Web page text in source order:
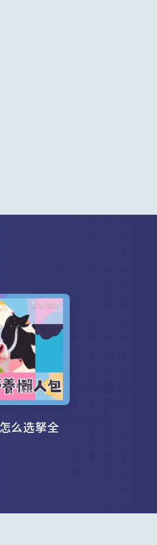
么选拏全